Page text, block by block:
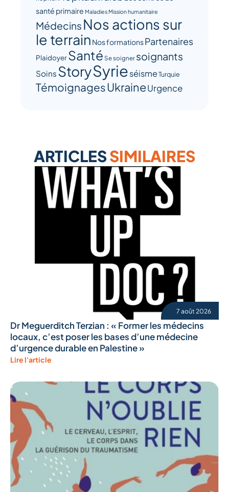
santé primaire Maladies Mission humanitaire
Médecins Nos actions sur
le terrain Nos formationsPartenaires
PlaidoyerSanté Se soigner soignants
Soins StorySyrieséismeTurquie
TémoignagesUkraineUrgence
ARTICLESSIMILAIRES
7 août 2026
Dr Meguerditch Terzian : « Former les médecins
locaux, c’est poser les bases d’une médecine
d’urgence durable en Palestine »
Lire l'article